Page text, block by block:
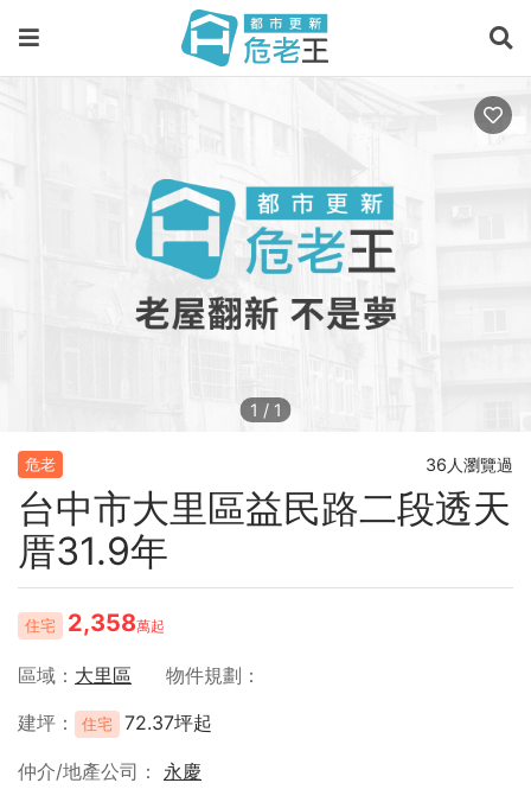
1 / 1
危老 36人瀏覽過
台中市大里區益民路二段透天
厝31.9年
住宅 2,358萬起
區域 大里區
物件規劃
建坪
住宅 72.37坪起
仲介/地產公司
永慶